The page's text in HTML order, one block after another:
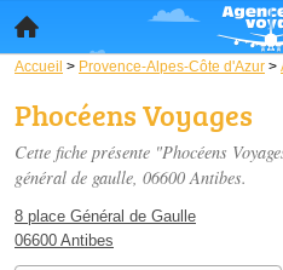
Accueil > Provence-Alpes-Côte d'Azur >
Phocéens Voyages
Cette fiche présente "Phocéens
général de gaulle, 06600 Antibes.
8 place Général de Gaulle
06600 Antibes